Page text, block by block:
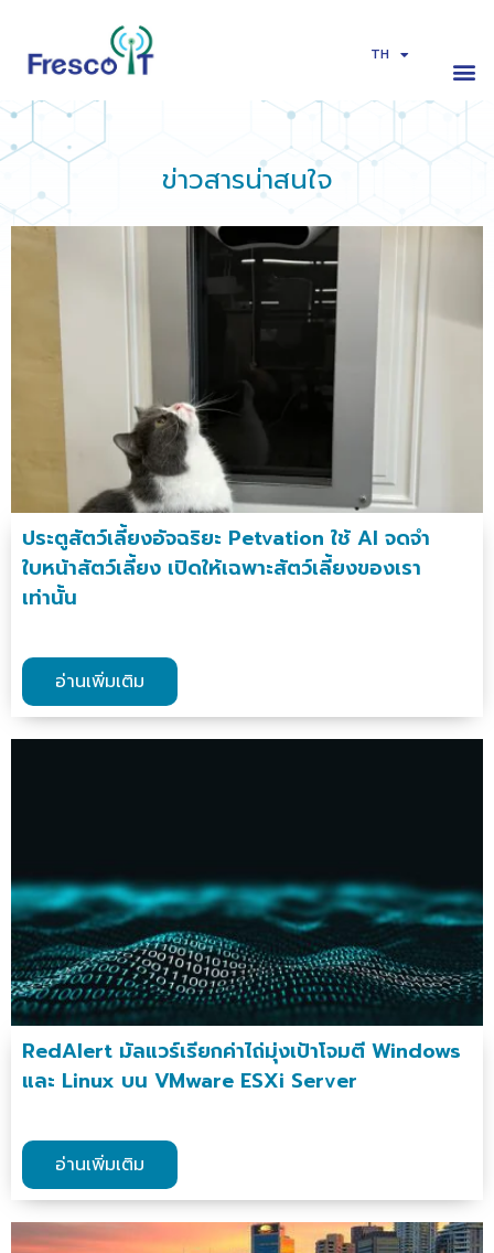
TH
EN
ข่าวสารน่าสนใจ
ประตูสัตว์เลี้ยงอัจฉริยะ Petvation ใช้ AI จดจำ
ใบหน้าสัตว์เลี้ยง เปิดให้เฉพาะสัตว์เลี้ยงของเรา
เท่านั้น
อ่านเพิ่มเติม
RedAlert มัลแวร์เรียกค่าไถ่มุ่งเป้าโจมตี Windows
และ Linux บน VMware ESXi Server
อ่านเพิ่มเติม